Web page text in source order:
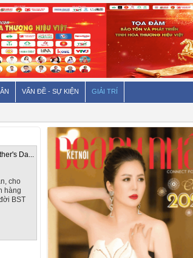
VẤN ĐỀ - SỰ KIỆN GIẢI TRÍ
Da...
cho
hàng
BST